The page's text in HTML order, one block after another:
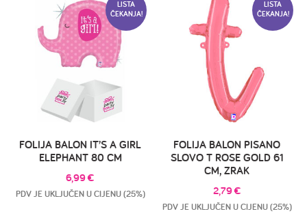
LISTA
ČEKANJA!
FOLIJA BALON IT’S A GIRL
ELEPHANT 80 CM
6,99€
PDV JE UKLJUČEN U CIJENU (25%)
LISTA
ČEKANJA!
FOLIJA BALON PISANO
SLOVO T ROSE GOLD 61
CM, ZRAK
2,79€
PDV JE UKLJUČEN U CIJENU (25%)